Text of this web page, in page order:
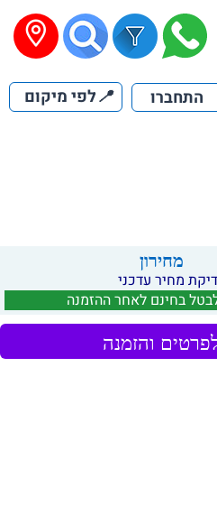
התחברו 📍לפי מיקום
מחירון
מחיר עדכני
בחינם לאחר ההזמנה
והזמנה